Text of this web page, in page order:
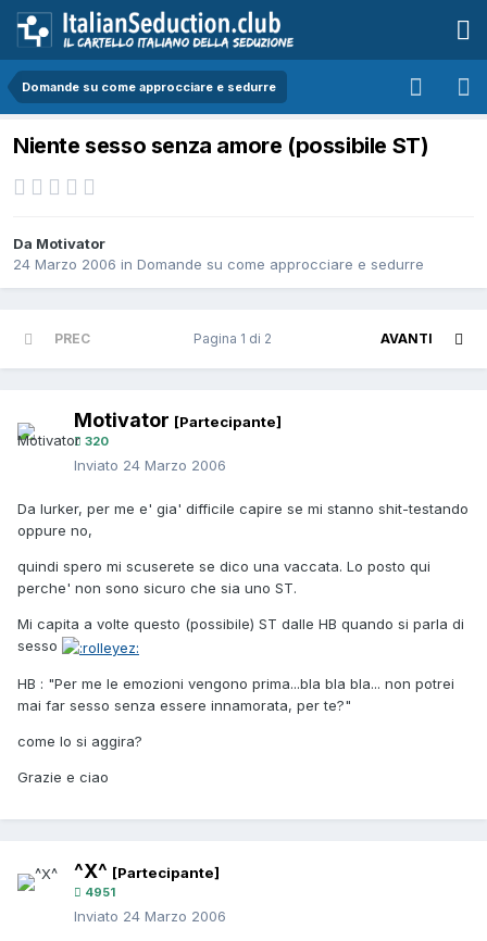
Domande su come approcciare e sedurre
Niente sesso senza amore (possibile ST)
Da Motivator
24 Marzo 2006 in Domande su come approcciare e sedurre
PREC AVANTI
Pagina 1 di 2
Motivator [Partecipante]
320
Inviato 24 Marzo 2006
Da lurker, per me e' gia' difficile capire se mi stanno shit-testando
oppure no,
quindi spero mi scuserete se dico una vaccata. Lo posto qui
perche' non sono sicuro che sia uno ST.
Mi capita a volte questo (possibile) ST dalle HB quando si parla di
sesso
HB : "Per me le emozioni vengono prima...bla bla bla... non potrei
mai far sesso senza essere innamorata, per te?"
come lo si aggira?
Grazie e ciao
^X^ [Partecipante]
4951
Inviato 24 Marzo 2006